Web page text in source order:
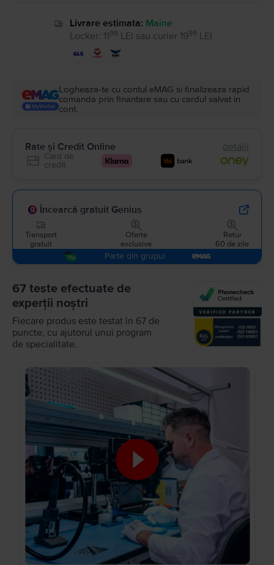
Livrare estimata: Maine
Locker: 1199 LEI sau curier 1999 LEI
Logheaza-te cu contul eMAG si finalizeaza rapid
comanda prin finantare sau cu cardul salvat in
cont.
Rate și Credit Online detalii
Card de
credit
Încearcă gratuit Genius
Transport
gratuit
Oferte
exclusive
Retur
60 de zile
Parte din grupul
67 teste efectuate de
experții noștri
Fiecare produs este testat în 67 de
puncte, cu ajutorul unui program
de specialitate.